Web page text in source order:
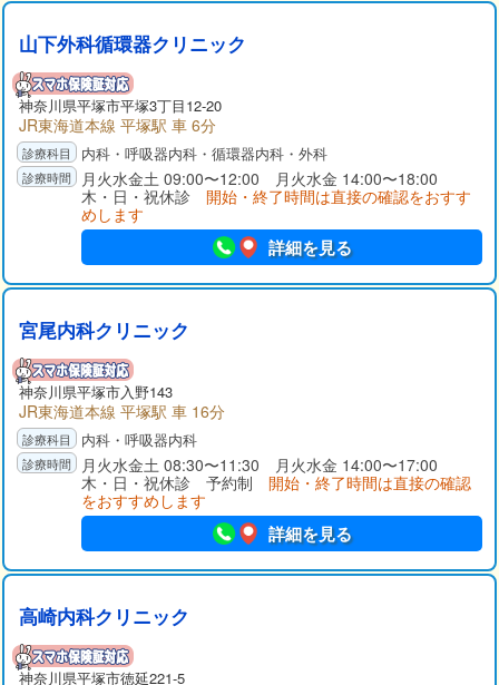
山下外科循環器クリニック
神奈川県平塚市平塚3丁目12-20
JR東海道本線 平塚駅 車 6分
内科・呼吸器内科・循環器内科・外科
月火水金土 09:00〜12:00 月火水金 14:00〜18:00
木・日・祝休診 開始・終了時間は直接の確認をおすす
めします
詳細を見る
宮尾内科クリニック
神奈川県平塚市入野143
JR東海道本線 平塚駅 車 16分
内科・呼吸器内科
月火水金土 08:30〜11:30 月火水金 14:00〜17:00
木・日・祝休診 予約制 開始・終了時間は直接の確認
をおすすめします
詳細を見る
高崎内科クリニック
神奈川県平塚市徳延221-5